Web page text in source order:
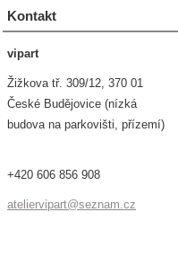
Kontakt
vipart
Žižkova tř. 309/12, 370 01
České Budějovice (nízká
budova na parkovišti, přízemí)
+420 606 856 908
ateliervipart@seznam.cz